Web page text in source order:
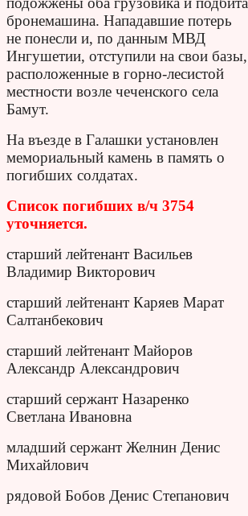
бронемашина. Нападавшие потерь
не понесли и, по данным МВД
Ингушетии, отступили на свои базы,
расположенные в горно-лесистой
местности возле чеченского села
Бамут.
На въезде в Галашки установлен
мемориальный камень в память о
погибших солдатах.
Список погибших в/ч 3754
уточняется.
старший лейтенант Васильев
Владимир Викторович
старший лейтенант Каряев Марат
Салтанбекович
старший лейтенант Майоров
Александр Александрович
старший сержант Назаренко
Светлана Ивановна
младший сержант Желнин Денис
Михайлович
рядовой Бобов Денис Степанович